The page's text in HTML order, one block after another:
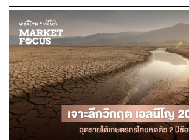
Gen Z เผชิญความเสี่ยงความมั่นคง